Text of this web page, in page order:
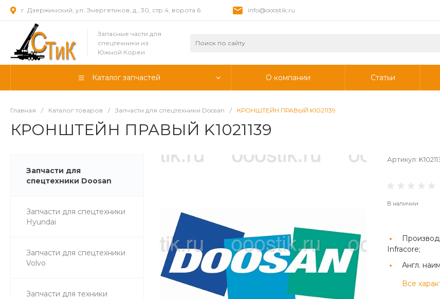
г. Дзержинский, ул. Энергетиков, д., 30, стр.4, ворота 6. info@ooostik.ru
Запасные части для
спецтехники из
Южной Кореи
Каталог запчастей О компании Статьи
Главная / Каталог товаров / Запчасти для спецтехники Doosan / КРОНШТЕЙН ПРАВЫЙ K1021139
КРОНШТЕЙН ПРАВЫЙ K1021139
Запчасти для
спецтехники Doosan
Запчасти для спецтехники
Hyundai
Запчасти для спецтехники
Volvo
Запчасти для техники
Артикул:
В наличии
Infracore;
Англ.
Все